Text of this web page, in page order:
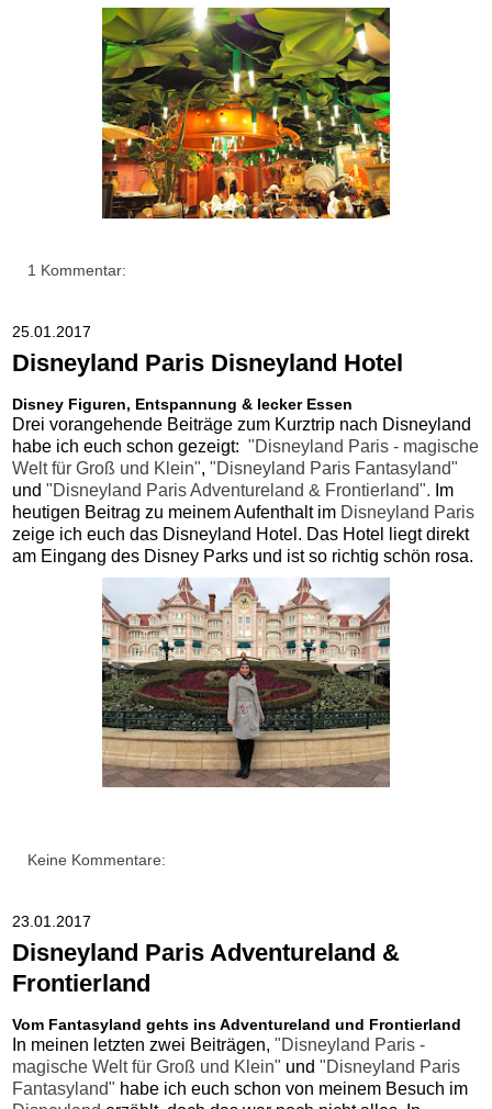
1 Kommentar:
25.01.2017
Disneyland Paris Disneyland Hotel
Disney Figuren, Entspannung & lecker Essen
Drei vorangehende Beiträge zum Kurztrip nach Disneyland
habe ich euch schon gezeigt: "Disneyland Paris - magische
Welt für Groß und Klein", "Disneyland Paris Fantasyland"
und "Disneyland Paris Adventureland & Frontierland". Im
heutigen Beitrag zu meinem Aufenthalt im Disneyland Paris
zeige ich euch das Disneyland Hotel. Das Hotel liegt direkt
am Eingang des Disney Parks und ist so richtig schön rosa.
Keine Kommentare:
23.01.2017
Disneyland Paris Adventureland &
Frontierland
Vom Fantasyland gehts ins Adventureland und Frontierland
In meinen letzten zwei Beiträgen, "Disneyland Paris -
magische Welt für Groß und Klein" und "Disneyland Paris
Fantasyland" habe ich euch schon von meinem Besuch im